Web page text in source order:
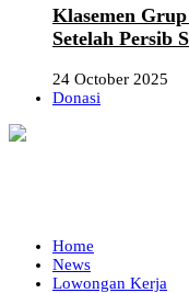
Klasemen
Setelah Persib
24 October 2025
Donasi
Home
News
Lowongan Kerja